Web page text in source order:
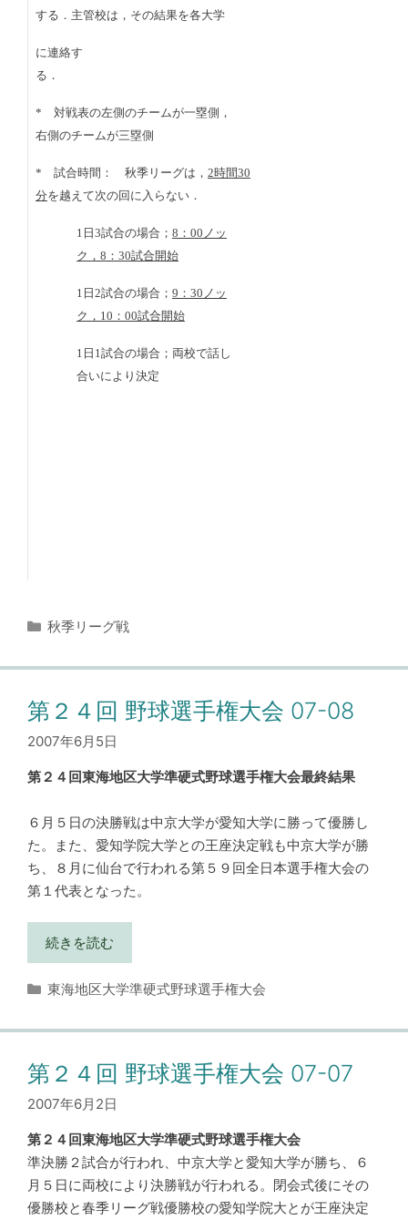
する．主管校は，その結果を各大学
に連絡す
る．
* 対戦表の左側のチームが一塁側，
右側のチームが三塁側
* 試合時間： 秋季リーグは， 2時間30
分を越えて次の回に入らない．
1日3試合の場合； 8：00ノッ
ク，8：30試合開始
1日2試合の場合； 9：30ノッ
ク，10：00試合開始
1日1試合の場合；両校で話し
合いにより決定
カ
ゴ
ー
秋季リーグ戦
第２４回 野球選手権大会 07-08
2007年6月5日
第２４回東海地区大学準硬式野球選手権大会最終結果
６月５日の決勝戦は中京大学が愛知大学に勝って優勝し
た。また、愛知学院大学との王座決定戦も中京大学が勝
ち、８月に仙台で行われる第５９回全日本選手権大会の
第１代表となった。
続きを読む
カ
ゴ
ー
東海地区大学準硬式野球選手権大会
第２４回 野球選手権大会 07-07
2007年6月2日
第２４回東海地区大学準硬式野球選手権大会
準決勝２試合が行われ、中京大学と愛知大学が勝ち、６
月５日に両校により決勝戦が行われる。閉会式後にその
優勝校と春季リーグ戦優勝校の愛知学院大とが王座決定